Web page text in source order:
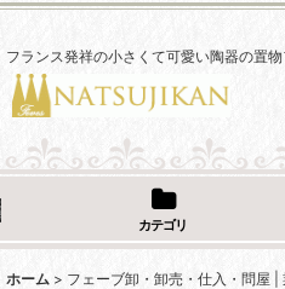
フランス発祥の小さくて可愛い陶器の置
カテゴリ
ホーム > フェーブ卸・卸売・仕入・問屋 |